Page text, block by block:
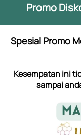
Promo
Spesial Promo
Kesempatan ini
sampai